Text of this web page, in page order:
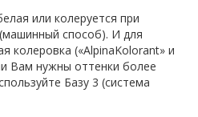
или колеруется при
способ). И для
колеровка («AlpinaKolorant» и
Вам нужны оттенки более
Базу 3 (система